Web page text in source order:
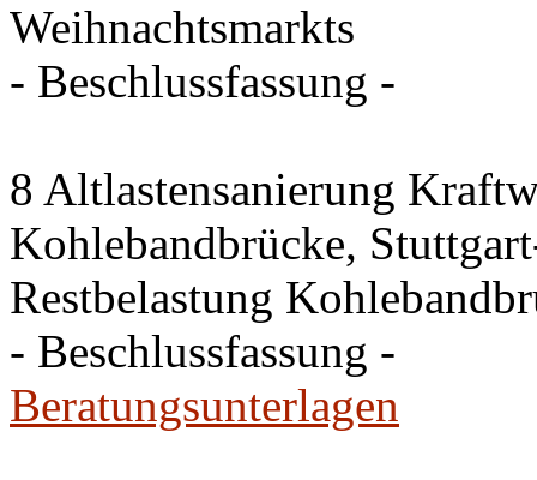
Weihnachtsmarkts
- Beschlussfassung -
8 Altlastensanierung
Kohlebandbrücke,
Restbelastung
- Beschlussfassung -
Beratungsunterlagen